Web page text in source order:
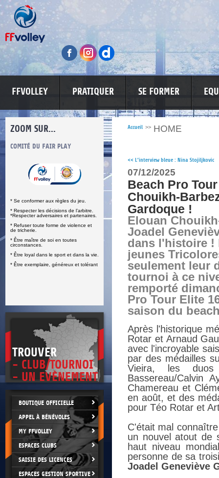
FFVOLLEY PRATIQUER SE FORMER
ZOOM SUR...
COMITÉ DU FAIR PLAY
* Se conformer aux règles du jeu.
* Respecter les décisions de l’arbitre.
*Respecter adversaires et partenaires.
* Refuser toute forme de violence et
de tricherie.
* Être maître de soi en toutes
circonstances.
* Être loyal dans le sport et dans la vie.
* Être exemplaire, généreux et tolérant
LUTTE CONTRE LES VIOLENCES
TROUVER
- CLUB/TOURNOI
- UN EVÈNEMENT
BOUTIQUE OFFICIELLE
APPEL À BÉNÉVOLES
MY FFVOLLEY
ESPACES CLUBS
SAISIE DES LICENCES
ESPACES GESTION SPORTIVE
Accueil >> HOME
<< L’interview bleue : Nina Stojiljkovic
07/12/2025
Beach Pro
Chouikh-
Gardoque !
Elouan
Joadel
dans l'histoire !
jeunes
seulement leur
tournoi à ce
remporté
Pro Tour Elite
saison du
Après l'historique
Rotar et Arnaud
avec l'incroyable
par des médailles
Vieira, les
Bassereau/Calvin
Chamereau et
en août, et des
pour Téo Rotar et
C'était mal
un nouvel atout de
haut niveau
personne de sa
Joadel Geneviève